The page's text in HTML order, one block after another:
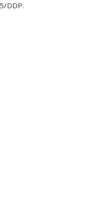
DDP.